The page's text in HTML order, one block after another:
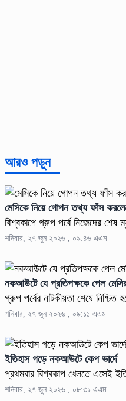
আরও পড়ুন
মেসিকে নিয়ে গোপন তথ্য ফাঁস
বিশ্বকাপে গ্রুপ পর্বে নিজেদের শেষ
শনিবার, ২৭ জুন ২০২৬ , ০৯:৪৬ এএম
নকআউটে যে প্রতিপক্ষকে পেল
গ্রুপ পর্বের নাটকীয়তা শেষে
শনিবার, ২৭ জুন ২০২৬ , ০৯:১১ এএম
ইতিহাস গড়ে নকআউটে কেপ ভার্দে
প্রথমবার বিশ্বকাপ খেলতে এসেই
শনিবার, ২৭ জুন ২০২৬ , ০৮:৩১ এএম